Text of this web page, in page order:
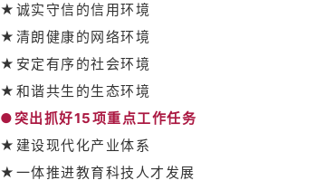
★诚实守信的信用环境
★清朗健康的网络环境
★安定有序的社会环境
★和谐共生的生态环境
●突出抓好15项重点工作任务
★建设现代化产业体系
★一体推进教育科技人才发展